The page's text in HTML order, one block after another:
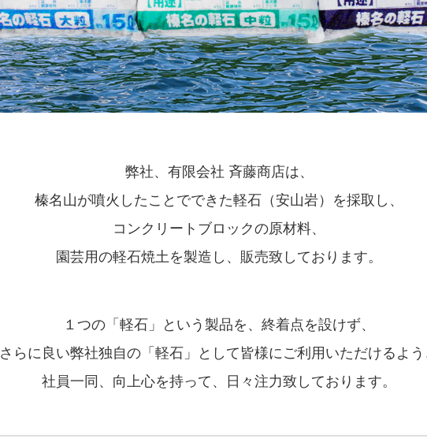
弊社、有限会社 斉藤商店は、
榛名山が噴火したことでできた軽石（安山岩）を採取し、
コンクリートブロックの原材料、
園芸用の軽石焼土を製造し、販売致しております。
１つの「軽石」という製品を、終着点を設けず、
さらに良い弊社独自の「軽石」として皆様にご利用いただけるよ
社員一同、向上心を持って、日々注力致しております。